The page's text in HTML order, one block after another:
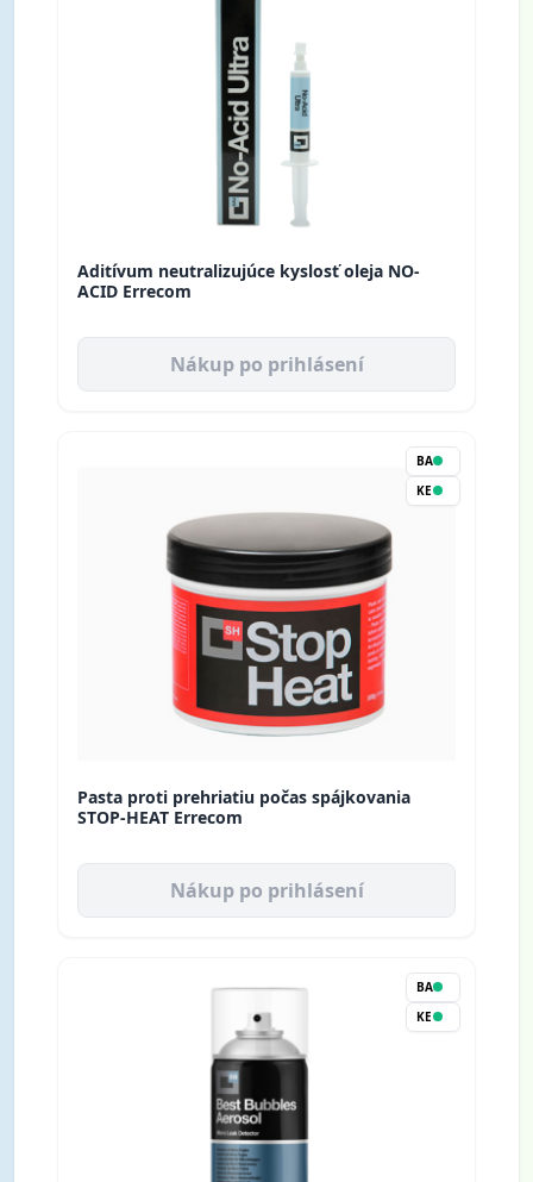
Aditívum neutralizujúce kyslosť oleja NO-
ACID Errecom
Nákup po prihlásení
BA
KE
Pasta proti prehriatiu počas spájkovania
STOP-HEAT Errecom
Nákup po prihlásení
BA
KE